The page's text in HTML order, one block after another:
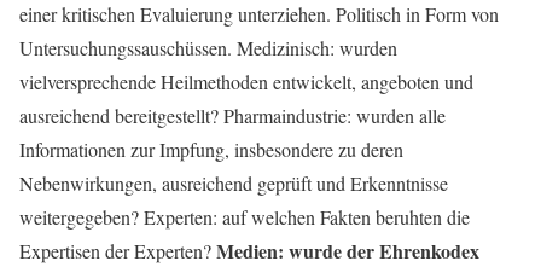
einer kritischen Evaluierung unterziehen. Politisch in Form von
Untersuchungssauschüssen. Medizinisch: wurden
vielversprechende Heilmethoden entwickelt, angeboten und
ausreichend bereitgestellt? Pharmaindustrie: wurden alle
Informationen zur Impfung, insbesondere zu deren
Nebenwirkungen, ausreichend geprüft und Erkenntnisse
weitergegeben? Experten: auf welchen Fakten beruhten die
Expertisen der Experten?Medien: wurde der Ehrenkodex